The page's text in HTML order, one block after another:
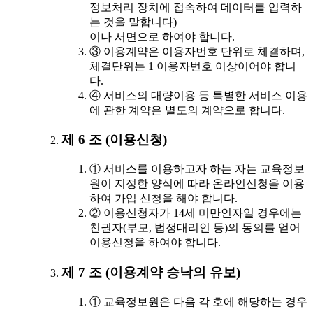
정보처리 장치에 접속하여 데이터를 입력하
는 것을 말합니다)
이나 서면으로 하여야 합니다.
③ 이용계약은 이용자번호 단위로 체결하며,
체결단위는 1 이용자번호 이상이어야 합니
다.
④ 서비스의 대량이용 등 특별한 서비스 이용
에 관한 계약은 별도의 계약으로 합니다.
제 6 조 (이용신청)
① 서비스를 이용하고자 하는 자는 교육정보
원이 지정한 양식에 따라 온라인신청을 이용
하여 가입 신청을 해야 합니다.
② 이용신청자가 14세 미만인자일 경우에는
친권자(부모, 법정대리인 등)의 동의를 얻어
이용신청을 하여야 합니다.
제 7 조 (이용계약 승낙의 유보)
① 교육정보원은 다음 각 호에 해당하는 경우